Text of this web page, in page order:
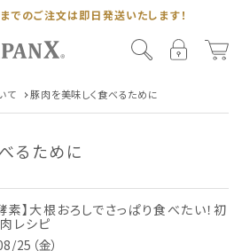
でのご注文は即日発送いたします！
て 豚肉を美味しく食べるために
るために
素】大根おろしでさっぱり食べたい！初
レシピ
25（金）